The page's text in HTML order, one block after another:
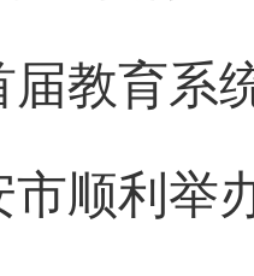
届教育系
市顺利举